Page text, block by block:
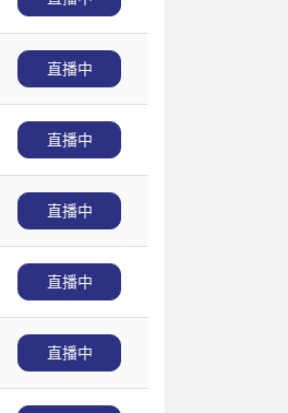
直播中
直播中
直播中
直播中
直播中